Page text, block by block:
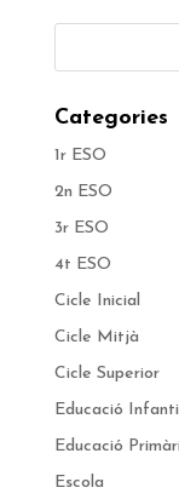
Categories
1r ESO
2n ESO
3r ESO
4t ESO
Cicle Inicial
Cicle Mitjà
Cicle Superior
Educació
Educació
Escola